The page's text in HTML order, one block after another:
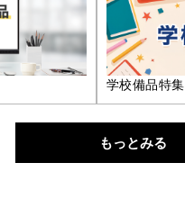
学校備品特集
もっとみる